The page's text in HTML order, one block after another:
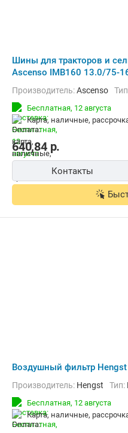
Шины для тракторов и
Ascenso IMB160 13.0/75-
Производитель:Ascenso
Бесплатная, 12 августа
карта, наличные,
640,84р.
Контакты
Воздушный фильтр Hengst
Производитель: Hengst Тип:
Бесплатная, 12 августа
карта, наличные,